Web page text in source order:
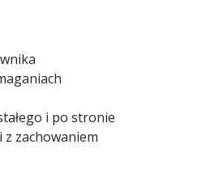
i po stronie
zachowaniem